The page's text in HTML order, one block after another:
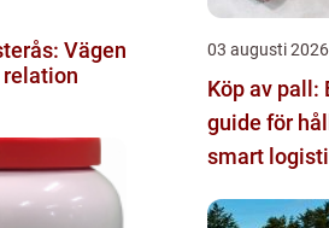
Vägen
03 augusti 2026
Köp av pall:
guide för
smart